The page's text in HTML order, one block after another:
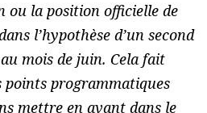
ou la position officielle de
l’hypothèse d’un second
mois de juin. Cela fait
points programmatiques
mettre en avant dans le